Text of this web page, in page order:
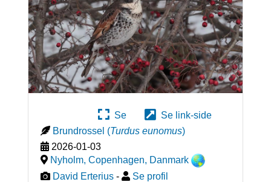
Se
Se link-side
Brundrossel (Turdus eunomus)
2026-01-03
Nyholm, Copenhagen, Danmark
David Erterius - Se profil